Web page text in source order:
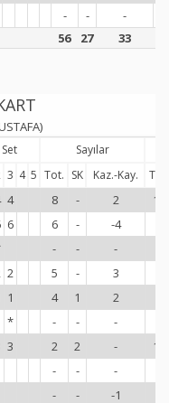
- - -
56 27 33
Set
Sayılar
3 4 5 Tot. SK Kaz.-Kay. Tot.
4 8 - 2 12
6 6 - -4
- - -
2 5 - 3
1 4 1 2
* - - -
3 2 2 - 13
- - -
- - -1